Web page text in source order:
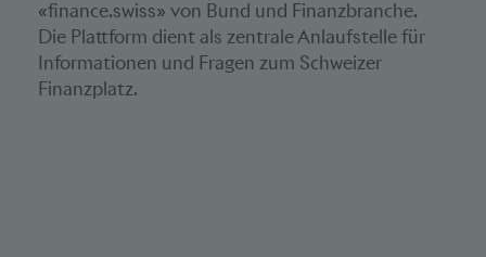
«finance.swiss» von Bund und Finanzbranche.
Die Plattform dient als zentrale Anlaufstelle für
Informationen und Fragen zum Schweizer
Finanzplatz.